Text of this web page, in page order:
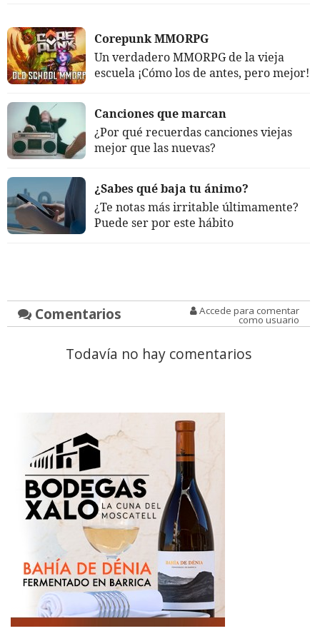
Corepunk MMORPG
Un verdadero MMORPG de la vieja
escuela ¡Cómo los de antes, pero mejor!
Canciones que marcan
¿Por qué recuerdas canciones viejas
mejor que las nuevas?
¿Sabes qué baja tu ánimo?
¿Te notas más irritable últimamente?
Puede ser por este hábito
Comentarios Accede para comentar
como usuario
Todavía no hay comentarios